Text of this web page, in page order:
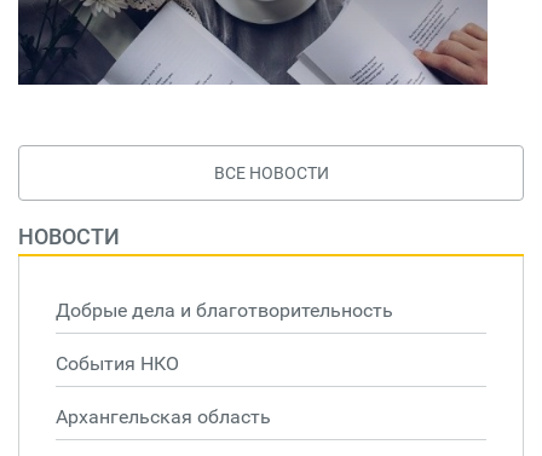
ВСЕ НОВОСТИ
НОВОСТИ
Добрые дела и благотворительность
События НКО
Архангельская область